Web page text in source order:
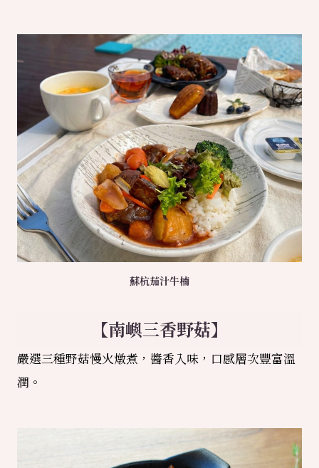
蘇杭茄汁牛楠
【南嶼三香野菇】
嚴選三種野菇慢火燉煮，醬香入味，口感層次豐富溫
潤。